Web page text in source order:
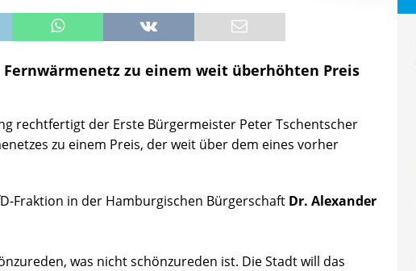
zu einem weit überhöhten Preis
rechtfertigt der Erste Bürgermeister Peter Tschentscher
zu einem Preis, der weit über dem eines vorher
Fraktion in der Hamburgischen Bürgerschaft Dr. Alexander
was nicht schönzureden ist. Die Stadt will das